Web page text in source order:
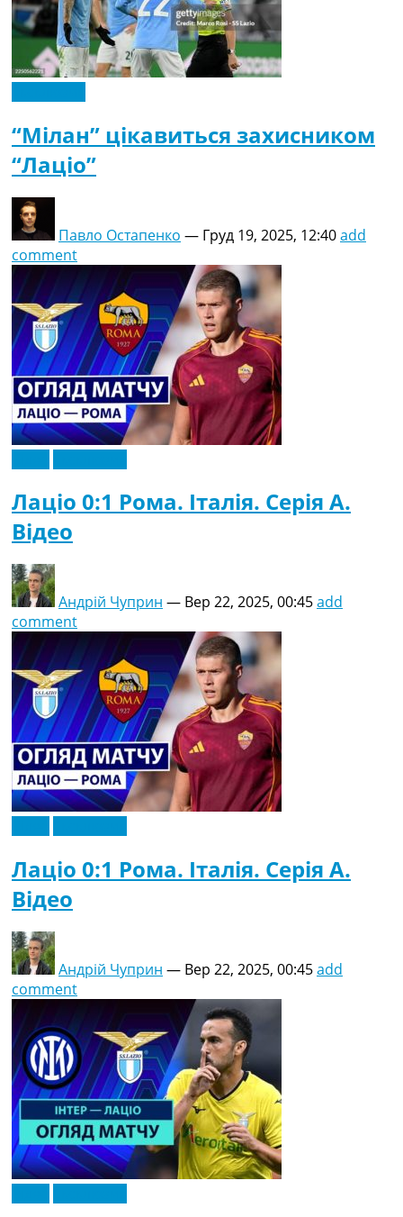
“Мілан” цікавиться захисником
“Лаціо”
Павло Остапенко — Груд 19, 2025, 12:40add
comment
Лаціо 0:1 Рома. Італія. Серія A.
Відео
Андрій Чуприн — Вер 22, 2025, 00:45add
comment
Лаціо 0:1 Рома. Італія. Серія A.
Відео
Андрій Чуприн — Вер 22, 2025, 00:45add
comment